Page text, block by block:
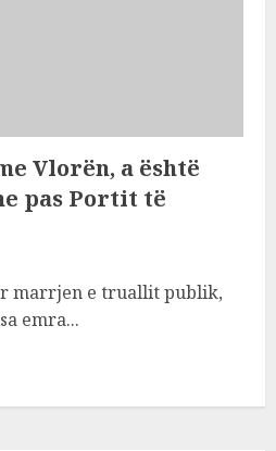
Vlorën, a është
pas Portit të
marrjen e truallit publik,
emra...